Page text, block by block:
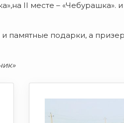
II месте – «Чебурашка».
памятные подарки, а